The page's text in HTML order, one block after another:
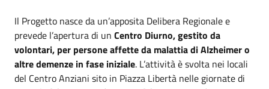
Il Progetto nasce da un’apposita Delibera Regionale e
prevede l’apertura di un Centro Diurno, gestito da
volontari, per persone affette da malattia di Alzheimer o
altre demenze in fase iniziale. L’attività è svolta nei locali
del Centro Anziani sito in Piazza Libertà nelle giornate di